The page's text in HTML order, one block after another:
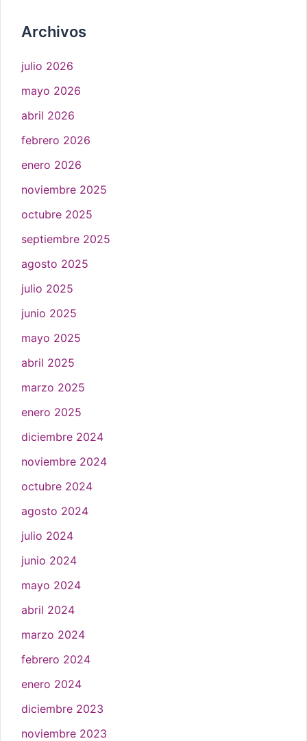
Archivos
julio 2026
mayo 2026
abril 2026
febrero 2026
enero 2026
noviembre 2025
octubre 2025
septiembre 2025
agosto 2025
julio 2025
junio 2025
mayo 2025
abril 2025
marzo 2025
enero 2025
diciembre 2024
noviembre 2024
octubre 2024
agosto 2024
julio 2024
junio 2024
mayo 2024
abril 2024
marzo 2024
febrero 2024
enero 2024
diciembre 2023
noviembre 2023